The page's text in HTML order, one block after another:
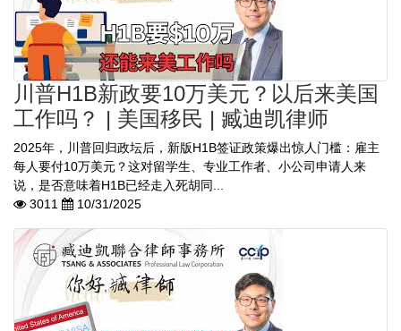
川普H1B新政要10万美元？以后来美国
工作吗？ | 美国移民 | 臧迪凯律师
2025年，川普回归政坛后，新版H1B签证政策爆出惊人门槛：雇主
每人要付10万美元？这对留学生、专业工作者、小公司申请人来
说，是否意味着H1B已经走入死胡同...
3011
10/31/2025